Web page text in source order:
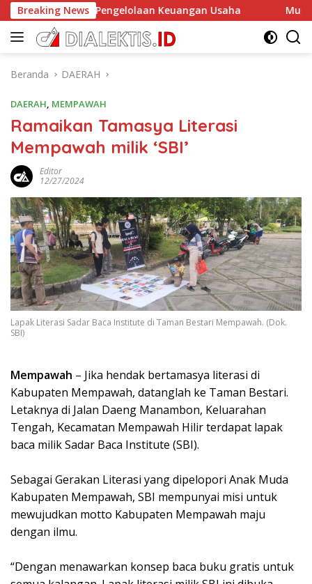
Langsung
ke
konten
Breaking News
dan Pengelolaan Keuangan Usaha Musprov
Beranda DAERAH
DAERAH, MEMPAWAH
Ramaikan Tamasya Literasi
Mempawah milik ‘SBI’
Editor
12/27/2024
Lapak Literasi Sadar Baca Institute di Taman Bestari Mempawah. (Dok.
SBI)
Mempawah – Jika hendak bertamasya literasi di
Kabupaten Mempawah, datanglah ke Taman Bestari.
Letaknya di Jalan Daeng Manambon, Keluarahan
Tengah, Kecamatan Mempawah Hilir terdapat lapak
baca milik Sadar Baca Institute (SBI).
Sebagai Gerakan Literasi yang dipelopori Anak Muda
Kabupaten Mempawah, SBI mempunyai misi untuk
mewujudkan motto Kabupaten Mempawah maju
dengan ilmu.
“Dengan menawarkan konsep baca buku gratis untuk